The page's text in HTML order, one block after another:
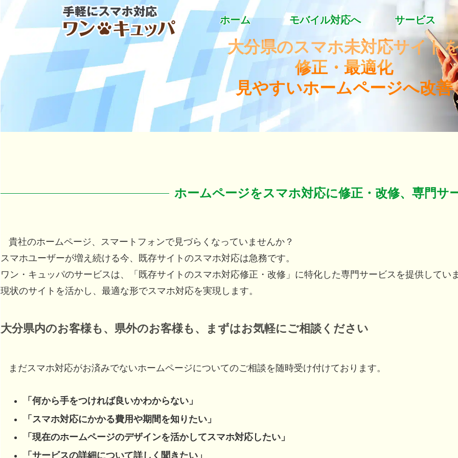
「ワン・キュッパ」で手軽にスマホ対応
ホーム モバイル対応へ サービス
大分県のスマホ未対応サイト
修正・最適化
見やすいホームページへ改善
ホームページをスマホ対応に修正・改修、専門サ
貴社のホームページ、スマートフォンで見づらくなっていませんか？
スマホユーザーが増え続ける今、既存サイトのスマホ対応は急務です。
ワン・キュッパのサービスは、「既存サイトのスマホ対応修正・改修」に特化した専門サービスを提供してい
現状のサイトを活かし、最適な形でスマホ対応を実現します。
大分県内のお客様も、県外のお客様も、まずはお気軽にご相談ください
まだスマホ対応がお済みでないホームページについてのご相談を随時受け付けております。
「何から手をつければ良いかわからない」
「スマホ対応にかかる費用や期間を知りたい」
「現在のホームページのデザインを活かしてスマホ対応したい」
「サービスの詳細について詳しく聞きたい」